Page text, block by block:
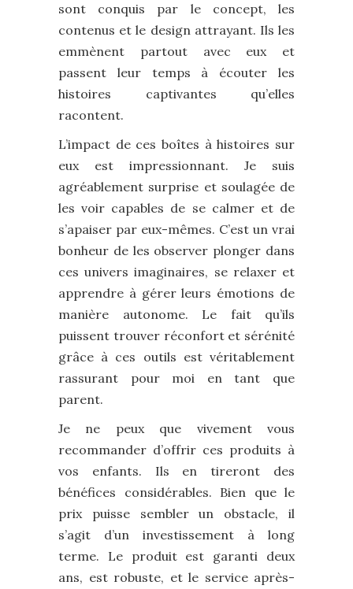
sont conquis par le concept, les
contenus et le design attrayant. Ils les
emmènent partout avec eux et
passent leur temps à écouter les
histoires captivantes qu’elles
racontent.
L’impact de ces boîtes à histoires sur
eux est impressionnant. Je suis
agréablement surprise et soulagée de
les voir capables de se calmer et de
s’apaiser par eux-mêmes. C’est un vrai
bonheur de les observer plonger dans
ces univers imaginaires, se relaxer et
apprendre à gérer leurs émotions de
manière autonome. Le fait qu’ils
puissent trouver réconfort et sérénité
grâce à ces outils est véritablement
rassurant pour moi en tant que
parent.
Je ne peux que vivement vous
recommander d’offrir ces produits à
vos enfants. Ils en tireront des
bénéfices considérables. Bien que le
prix puisse sembler un obstacle, il
s’agit d’un investissement à long
terme. Le produit est garanti deux
ans, est robuste, et le service après-